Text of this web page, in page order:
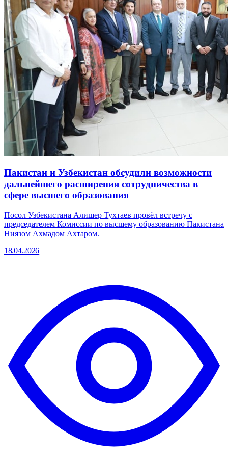
Пакистан и Узбекистан обсудили возможности
дальнейшего расширения сотрудничества в
сфере высшего образования
Посол Узбекистана Алишер Тухтаев провёл встречу с
председателем Комиссии по высшему образованию Пакистана
Ниязом Ахмадом Ахтаром.
18.04.2026